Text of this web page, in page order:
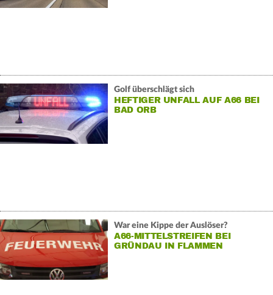
Golf überschlägt sich
HEFTIGER UNFALL AUF A66 BEI
BAD ORB
War eine Kippe der Auslöser?
A66-MITTELSTREIFEN BEI
GRÜNDAU IN FLAMMEN